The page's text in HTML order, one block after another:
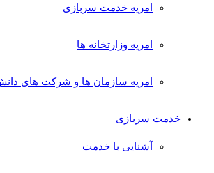
امریه خدمت سربازی
امریه وزارتخانه ها
امریه سازمان ها و شرکت های دانش
خدمت سربازی
آشنایی با خدمت